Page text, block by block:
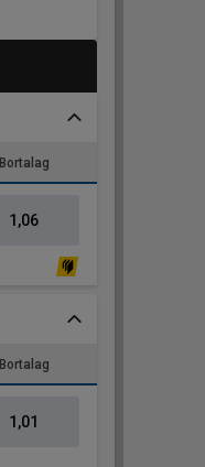
Bortalag
1,06
Bortalag
1,01